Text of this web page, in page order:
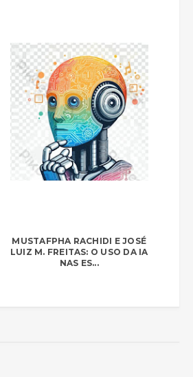
MUSTAFPHA RACHIDI E JOSÉ
LUIZ M. FREITAS: O USO DA IA
NAS ES...